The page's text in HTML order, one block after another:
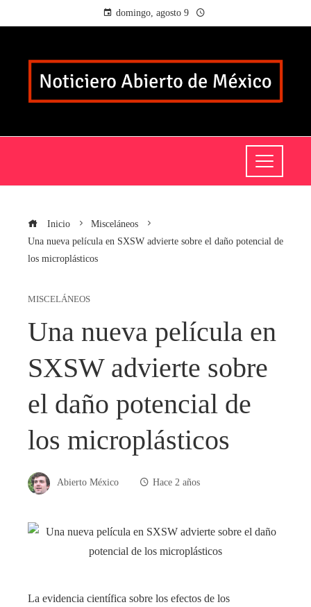
domingo, agosto 9
Inicio
Misceláneos
Una nueva película en SXSW advierte sobre el daño potencial de
los microplásticos
MISCELÁNEOS
Una nueva película en
SXSW advierte sobre
el daño potencial de
los microplásticos
Abierto México Hace 2 años
La evidencia científica sobre los efectos de los